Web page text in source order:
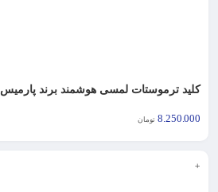
کلید ترموستات لمسی هوشمند برند پارمیس
8.250.000 تومان
+